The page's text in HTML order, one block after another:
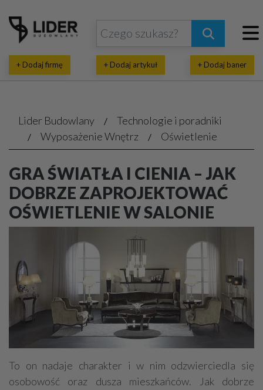
+ Dodaj firmę + Dodaj artykuł + Dodaj baner
Lider Budowlany
Technologie i poradniki
Wyposażenie Wnętrz
Oświetlenie
GRA ŚWIATŁA I CIENIA – JAK
DOBRZE ZAPROJEKTOWAĆ
OŚWIETLENIE W SALONIE
To on nadaje charakter i w nim odzwierciedla się
osobowość oraz dusza mieszkańców. Jak dobrze